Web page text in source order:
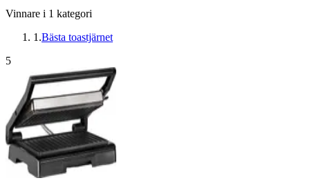
Vinnare i 1 kategori
1 .Bästa toastjärnet
5